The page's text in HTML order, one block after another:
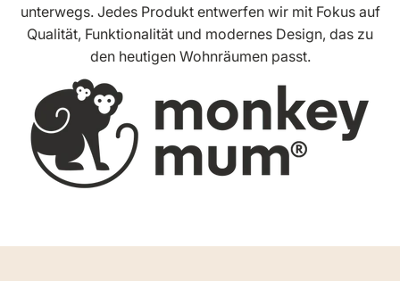
unterwegs. Jedes Produkt entwerfen wir mit Fokus auf
Qualität, Funktionalität und modernes Design, das zu
den heutigen Wohnräumen passt.